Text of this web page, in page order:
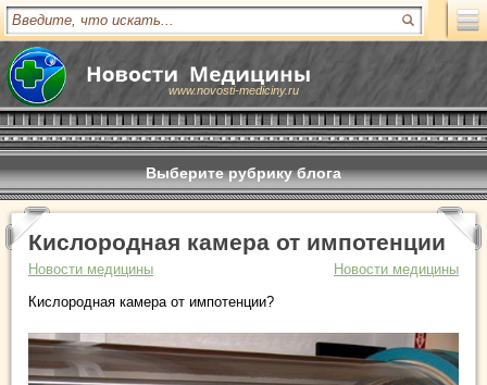
www.novosti-mediciny.ru
Выберите рубрику блога
Кислородная камера от импотенции
Новости медицины
Новости медицины
Кислородная камера от импотенции?